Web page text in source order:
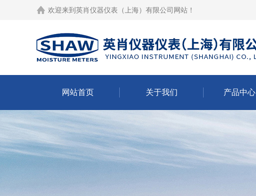
欢迎来到 英肖仪器仪表（上海）有限公司网站 ！
网站首页 关于我们 产品中心